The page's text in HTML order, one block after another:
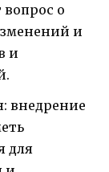
о
и
и
внедрение
для